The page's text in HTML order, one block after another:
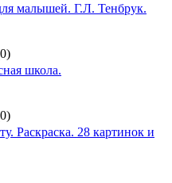
малышей. Г.Л. Тенбрук.
школа.
Раскраска. 28 картинок и